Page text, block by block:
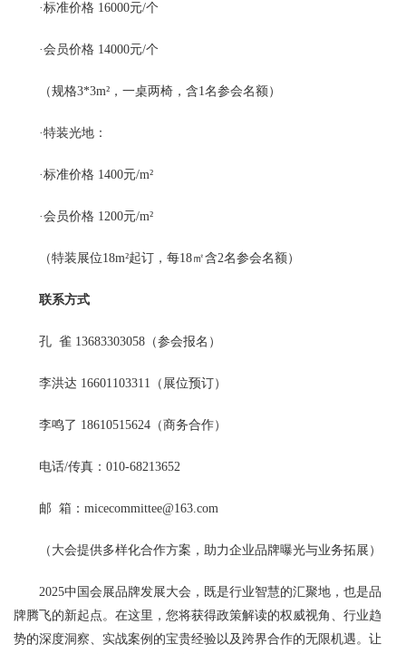
·标准价格 16000元/个
·会员价格 14000元/个
（规格3*3m²，一桌两椅，含1名参会名额）
·特装光地：
·标准价格 1400元/m²
·会员价格 1200元/m²
（特装展位18m²起订，每18㎡含2名参会名额）
联系方式
孔 雀 13683303058（参会报名）
李洪达 16601103311（展位预订）
李鸣了 18610515624（商务合作）
电话/传真：010-68213652
邮 箱：micecommittee@163.com
（大会提供多样化合作方案，助力企业品牌曝光与业务拓展）
2025中国会展品牌发展大会，既是行业智慧的汇聚地，也是品
牌腾飞的新起点。在这里，您将获得政策解读的权威视角、行业趋
势的深度洞察、实战案例的宝贵经验以及跨界合作的无限机遇。让